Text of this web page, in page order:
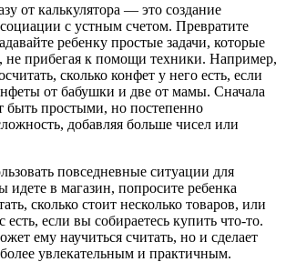
от калькулятора — это создание
с устным счетом. Превратите
ребенку простые задачи, которые
не прибегая к помощи техники. Например,
сколько конфет у него есть, если
от бабушки и две от мамы. Сначала
быть простыми, но постепенно
добавляя больше чисел или
повседневные ситуации для
идете в магазин, попросите ребенка
сколько стоит несколько товаров, или
есть, если вы собираетесь купить что-то.
ему научиться считать, но и сделает
увлекательным и практичным.